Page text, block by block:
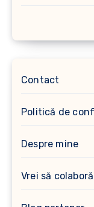
Contact
Politică de
Despre mine
Vrei să